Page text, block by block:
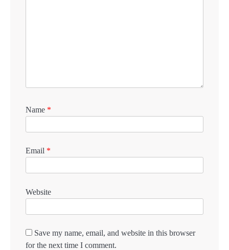
Name *
Email *
Website
Save my name, email, and website in this browser
for the next time I comment.